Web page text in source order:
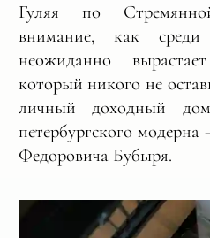
Гуляя по
внимание, как среди
неожиданно
который никого не
личный доходный
петербургского модерна
Федоровича Бубыря.